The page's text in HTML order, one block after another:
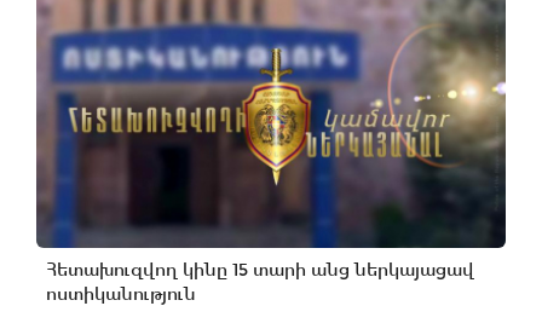
Հետախուզվող կինը 15 տարի անց ներկայացավ
ոստիկանություն